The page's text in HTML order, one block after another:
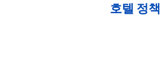
호텔 정책